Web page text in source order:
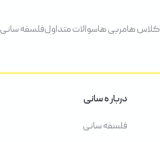
کلاس هامربی هاسوالات متداولفلسفه سانی
دربار ه سانی
فلسفه سانی